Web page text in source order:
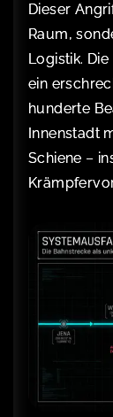
Dieser
Raum,
Logistik.
ein
hunderte
Innenstadt
Schiene –